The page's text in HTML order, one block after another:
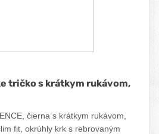
tričko s krátkym rukávom,
čierna s krátkym rukávom,
fit, okrúhly krk s rebrovaným